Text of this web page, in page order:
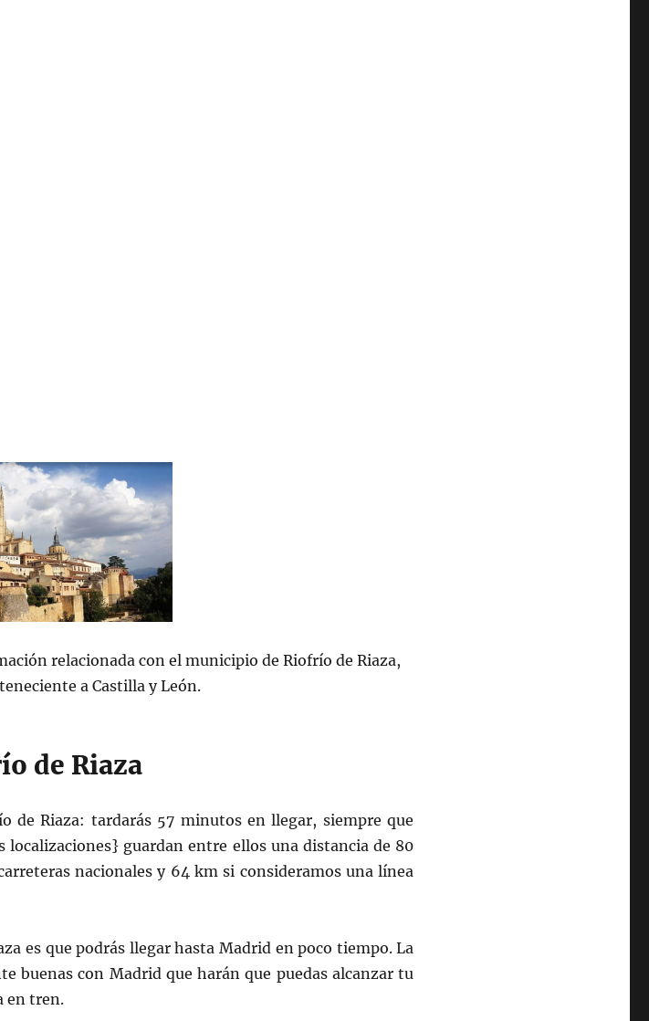
relacionada con el municipio de Riofrío de Riaza,
a Castilla y León.
de Riaza
de Riaza: tardarás 57 minutos en llegar, siempre que
localizaciones} guardan entre ellos una distancia de 80
nacionales y 64 km si consideramos una línea
es que podrás llegar hasta Madrid en poco tiempo. La
buenas con Madrid que harán que puedas alcanzar tu
en tren.